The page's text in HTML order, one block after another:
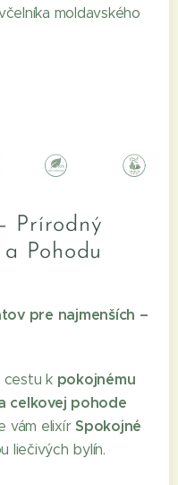
moldavského
Prírodný
Pohodu
pre najmenších –
cestu k pokojnému
celkovej pohode
vám elixír Spokojné
liečivých bylín.